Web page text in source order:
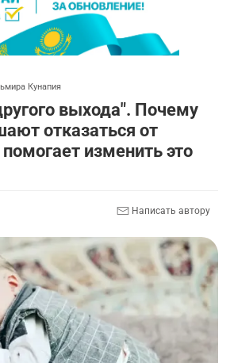
главу холдинга "Байтерек"
21
расти цены на
пастуху из Актобе подарили
7 72
Кунапия
выхода". Почему
отказаться от
изменить это
Написать автору